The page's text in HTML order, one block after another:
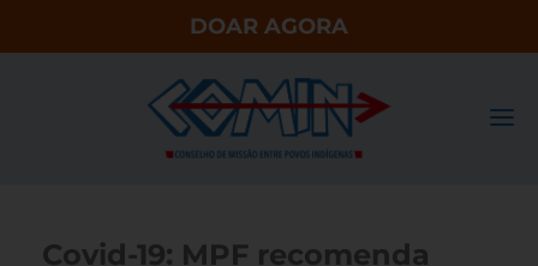
DOAR AGORA
Covid-19: MPF recomenda